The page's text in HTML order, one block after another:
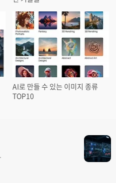
AI로 만들 수 있는 이미지 종류
TOP10